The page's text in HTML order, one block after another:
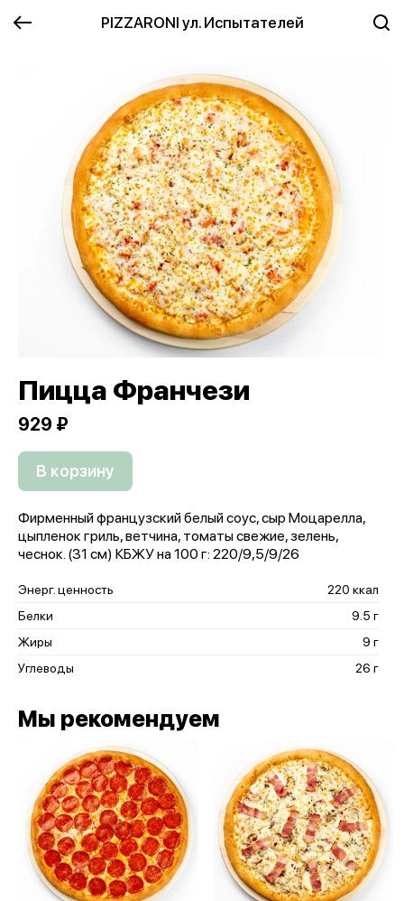
PIZZARONI ул. Испытателей
Пицца Франчези
929 ₽
В корзину
Фирменный французский белый соус, сыр Моцарелла,
цыпленок гриль, ветчина, томаты свежие, зелень,
чеснок. (31 см) КБЖУ на 100 г: 220/9,5/9/26
Энерг. ценность
220 ккал
Белки
9.5 г
Жиры
9 г
Углеводы
26 г
Мы рекомендуем